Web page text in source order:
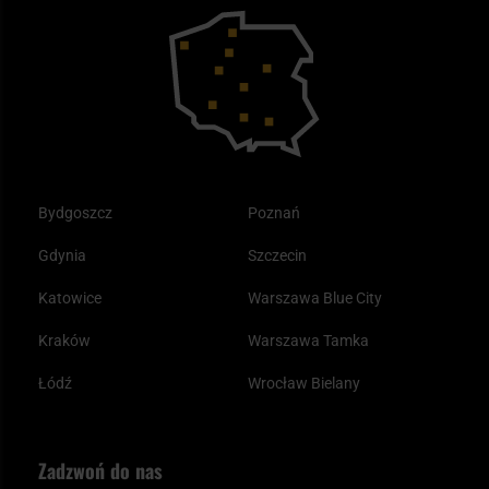
Bydgoszcz
Gdynia
Katowice
Kraków
Łódź
Poznań
Szczecin
Warszawa Blue City
Warszawa Tamka
Wrocław Bielany
Plecak ewakuacyjny preppersa
Zadzwoń do nas